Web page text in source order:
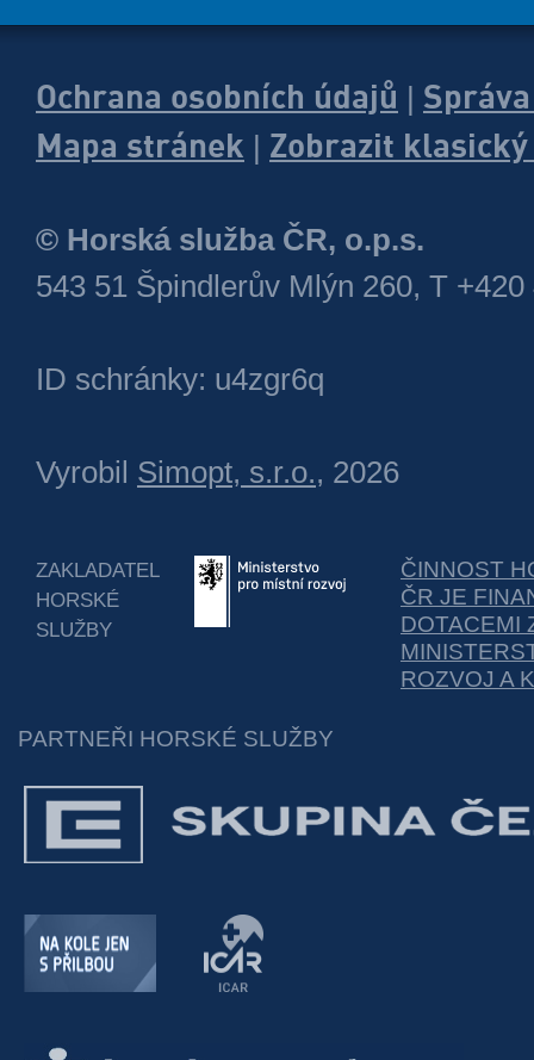
Ochrana osobních údajů
Mapa stránek
Zobrazit
© Horská služba ČR, o.p.s.
543 51 Špindlerův Mlýn 260, T +420
ID schránky: u4zgr6q
Vyrobil Simopt, s.r.o., 2026
ZAKLADATEL
HORSKÉ
SLUŽBY
ČINNOST
ČR JE
DOTACEMI
ROZVOJ A
PARTNEŘI HORSKÉ SLUŽBY